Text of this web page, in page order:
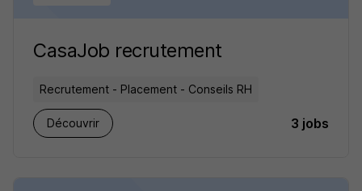
CasaJob recrutement
Recrutement - Placement - Conseils RH
Découvrir 3 jobs